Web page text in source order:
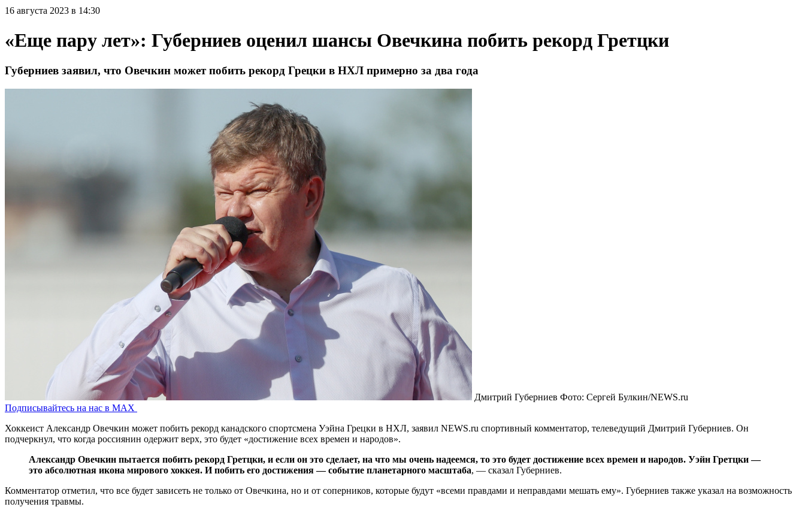
16 августа 2023 в 14:30
«Еще пару лет»: Губерниев оценил шансы Овечкина побить рекорд Гретцки
Губерниев заявил, что Овечкин может побить рекорд Грецки в НХЛ примерно за два года
Дмитрий Губерниев Фото: Сергей Булкин/NEWS.ru
Подписывайтесь на нас в MAX
Хоккеист Александр Овечкин может побить рекорд канадского спортсмена Уэйна Грецки в НХЛ, заявил NEWS.ru спортивный комментатор, телеведущий Дмитрий Губерниев. Он
подчеркнул, что когда россиянин одержит верх, это будет «достижение всех времен и народов».
Александр Овечкин пытается побить рекорд Гретцки, и если он это сделает, на что мы очень надеемся, то это будет достижение всех времен и народов. Уэйн Гретцки —
это абсолютная икона мирового хоккея. И побить его достижения — событие планетарного масштаба, — сказал Губерниев.
Комментатор отметил, что все будет зависеть не только от Овечкина, но и от соперников, которые будут «всеми правдами и неправдами мешать ему». Губерниев также указал на возможность
получения травмы.